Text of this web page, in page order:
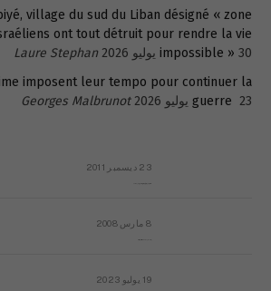
village du sud du Liban désigné « zone
ont tout détruit pour rendre la vie
impossible » 30 يوليو 2026
Laure Stephan
imposent leur tempo pour continuer la
guerre 23 يوليو 2026 Georges Malbrunot
23 ديسمبر 2011
8 مارس 2008
19 يوليو 2023